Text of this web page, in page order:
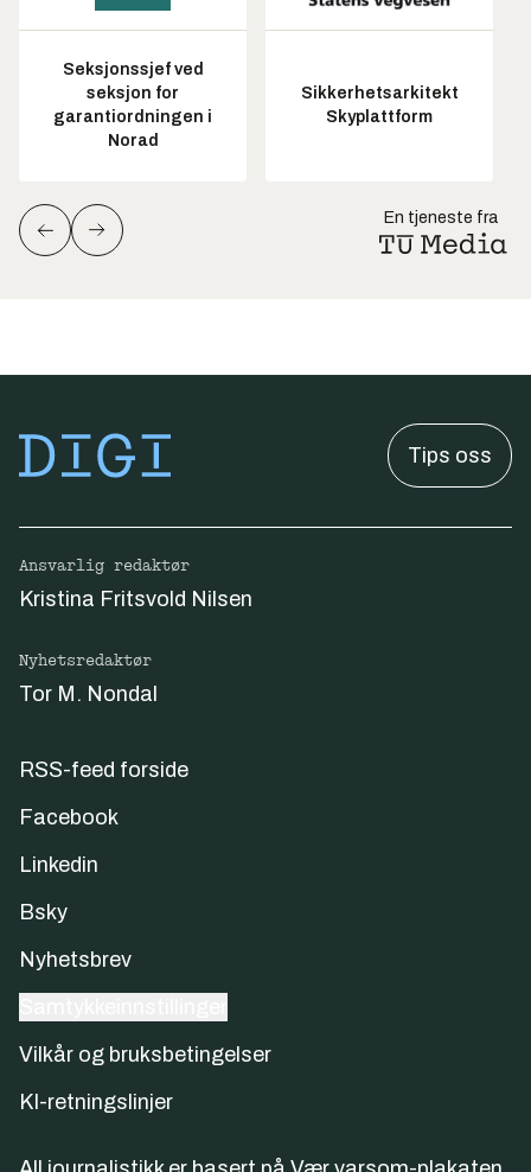
Seksjonssjef ved
seksjon for
garantiordningen i
Norad
Sikkerhetsarkitekt
Skyplattform
En tjeneste fra
Tips oss
Ansvarlig redaktør
Kristina Fritsvold Nilsen
Nyhetsredaktør
Tor M. Nondal
RSS-feed forside
Facebook
Linkedin
Bsky
Nyhetsbrev
Vilkår og bruksbetingelser
KI-retningslinjer